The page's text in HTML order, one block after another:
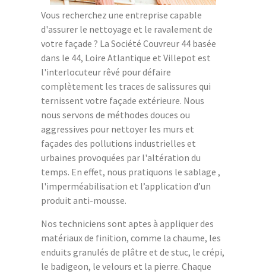
Vous recherchez une entreprise capable
d'assurer le nettoyage et le ravalement de
votre façade ? La Société Couvreur 44 basée
dans le 44, Loire Atlantique et Villepot est
l'interlocuteur rêvé pour défaire
complètement les traces de salissures qui
ternissent votre façade extérieure. Nous
nous servons de méthodes douces ou
aggressives pour nettoyer les murs et
façades des pollutions industrielles et
urbaines provoquées par l'altération du
temps. En effet, nous pratiquons le sablage ,
l'imperméabilisation et l’application d’un
produit anti-mousse.
Nos techniciens sont aptes à appliquer des
matériaux de finition, comme la chaume, les
enduits granulés de plâtre et de stuc, le crépi,
le badigeon, le velours et la pierre. Chaque